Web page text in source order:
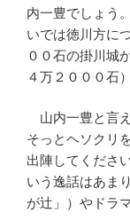
内一豊でしょう
いでは徳川方に
００石の掛川城
４万２０００石
山内一豊と言
そっとヘソクリ
出陣してくださ
いう逸話はあま
が辻」）やドラ